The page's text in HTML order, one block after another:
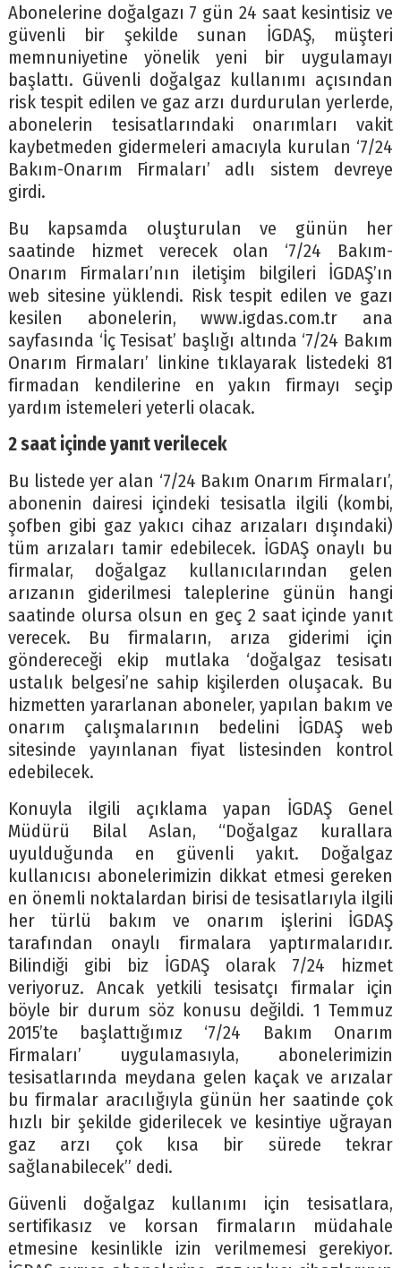
Abonelerine doğalgazı 7 gün 24 saat kesintisiz ve
güvenli bir şekilde sunan İGDAŞ, müşteri
memnuniyetine yönelik yeni bir uygulamayı
başlattı. Güvenli doğalgaz kullanımı açısından
risk tespit edilen ve gaz arzı durdurulan yerlerde,
abonelerin tesisatlarındaki onarımları vakit
kaybetmeden gidermeleri amacıyla kurulan ‘7/24
Bakım-Onarım Firmaları’ adlı sistem devreye
girdi.
Bu kapsamda oluşturulan ve günün her
saatinde hizmet verecek olan ‘7/24 Bakım-
Onarım Firmaları’nın iletişim bilgileri İGDAŞ’ın
web sitesine yüklendi. Risk tespit edilen ve gazı
kesilen abonelerin, www.igdas.com.tr ana
sayfasında ‘İç Tesisat’ başlığı altında ‘7/24 Bakım
Onarım Firmaları’ linkine tıklayarak listedeki 81
firmadan kendilerine en yakın firmayı seçip
yardım istemeleri yeterli olacak.
2 saat içinde yanıt verilecek
Bu listede yer alan ‘7/24 Bakım Onarım Firmaları’,
abonenin dairesi içindeki tesisatla ilgili (kombi,
şofben gibi gaz yakıcı cihaz arızaları dışındaki)
tüm arızaları tamir edebilecek. İGDAŞ onaylı bu
firmalar, doğalgaz kullanıcılarından gelen
arızanın giderilmesi taleplerine günün hangi
saatinde olursa olsun en geç 2 saat içinde yanıt
verecek. Bu firmaların, arıza giderimi için
göndereceği ekip mutlaka ‘doğalgaz tesisatı
ustalık belgesi’ne sahip kişilerden oluşacak. Bu
hizmetten yararlanan aboneler, yapılan bakım ve
onarım çalışmalarının bedelini İGDAŞ web
sitesinde yayınlanan fiyat listesinden kontrol
edebilecek.
Konuyla ilgili açıklama yapan İGDAŞ Genel
Müdürü Bilal Aslan, “Doğalgaz kurallara
uyulduğunda en güvenli yakıt. Doğalgaz
kullanıcısı abonelerimizin dikkat etmesi gereken
en önemli noktalardan birisi de tesisatlarıyla ilgili
her türlü bakım ve onarım işlerini İGDAŞ
tarafından onaylı firmalara yaptırmalarıdır.
Bilindiği gibi biz İGDAŞ olarak 7/24 hizmet
veriyoruz. Ancak yetkili tesisatçı firmalar için
böyle bir durum söz konusu değildi. 1 Temmuz
2015’te başlattığımız ‘7/24 Bakım Onarım
Firmaları’ uygulamasıyla, abonelerimizin
tesisatlarında meydana gelen kaçak ve arızalar
bu firmalar aracılığıyla günün her saatinde çok
hızlı bir şekilde giderilecek ve kesintiye uğrayan
gaz arzı çok kısa bir sürede tekrar
sağlanabilecek” dedi.
Güvenli doğalgaz kullanımı için tesisatlara,
sertifikasız ve korsan firmaların müdahale
etmesine kesinlikle izin verilmemesi gerekiyor.